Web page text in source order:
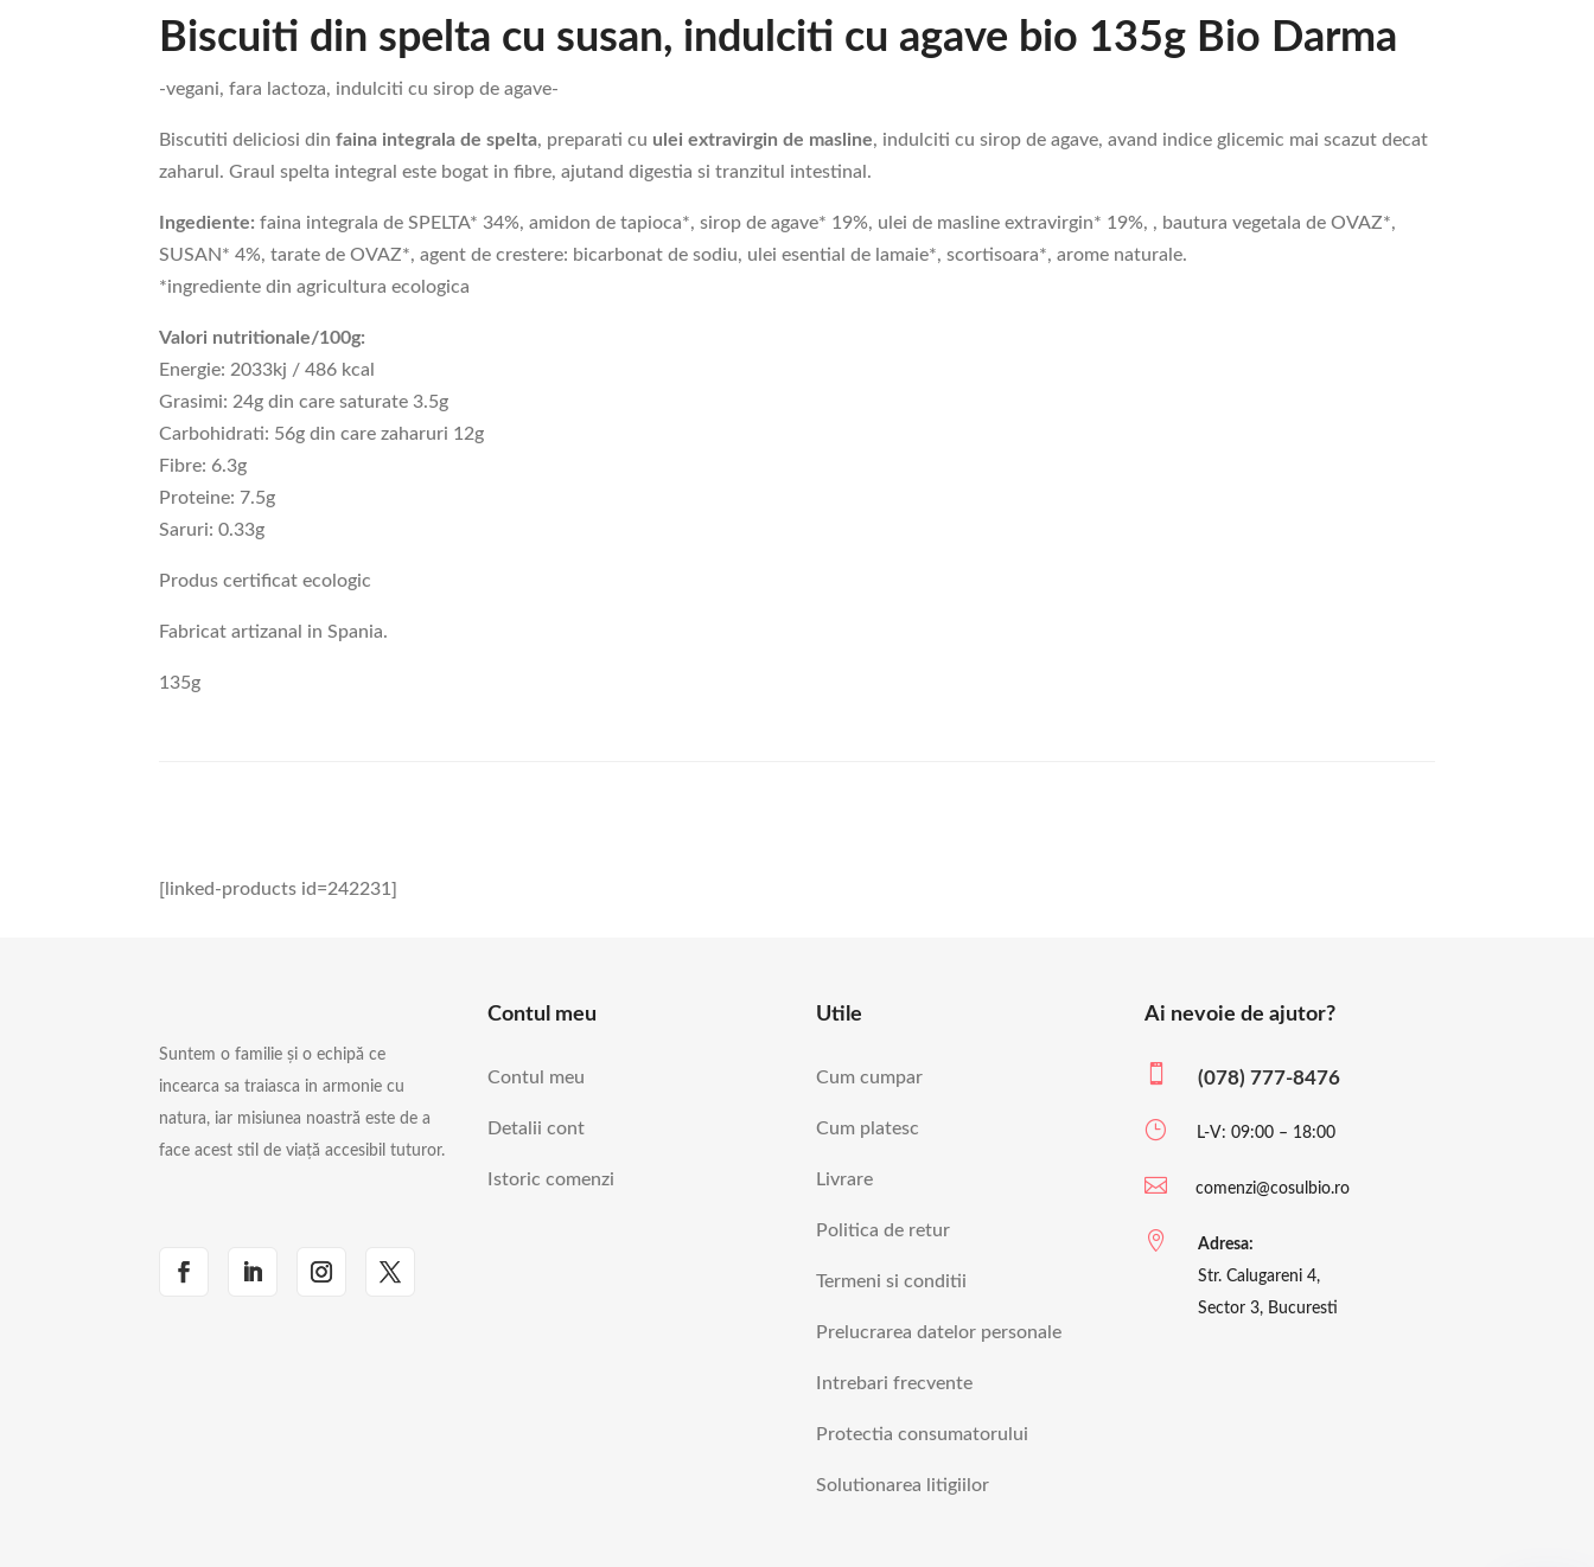
Biscuiti din spelta cu susan, indulciti cu agave bio 135g Bio Darma
-vegani, fara lactoza, indulciti cu sirop de agave-
Biscutiti deliciosi dinfaina integrala de spelta, preparati cu ulei extravirgin de masline, indulciti cu sirop de agave, avand indice glicemic mai scazut decat
zaharul. Graul spelta integral este bogat in fibre, ajutand digestia si tranzitul intestinal.
Ingediente: faina integrala de SPELTA* 34%, amidon de tapioca*, sirop de agave* 19%, ulei de masline extravirgin* 19%, , bautura vegetala de OVAZ*,
SUSAN* 4%, tarate de OVAZ*, agent de crestere: bicarbonat de sodiu, ulei esential de lamaie*, scortisoara*, arome naturale.
*ingrediente din agricultura ecologica
Valori nutritionale/100g:
Energie: 2033kj / 486 kcal
Grasimi: 24g din care saturate 3.5g
Carbohidrati: 56g din care zaharuri 12g
Fibre: 6.3g
Proteine: 7.5g
Saruri: 0.33g
Produs certificat ecologic
Fabricat artizanal in Spania.
135g
[linked-products id=242231]
Suntem o familie și o echipă ce
incearca sa traiasca in armonie cu
natura, iar misiunea noastră este de a
face acest stil de viață accesibil tuturor.
Contul meu
Contul meu
Detalii cont
Istoric comenzi
Utile
Cum cumpar
Cum platesc
Livrare
Politica de retur
Termeni si conditii
Prelucrarea datelor personale
Intrebari frecvente
Protectia consumatorului
Solutionarea litigiilor
Ai nevoie de ajutor?
 (078) 777-8476
} L-V: 09:00 – 18:00
 comenzi@cosulbio.ro

Adresa:
Str. Calugareni 4,
Sector 3, Bucuresti